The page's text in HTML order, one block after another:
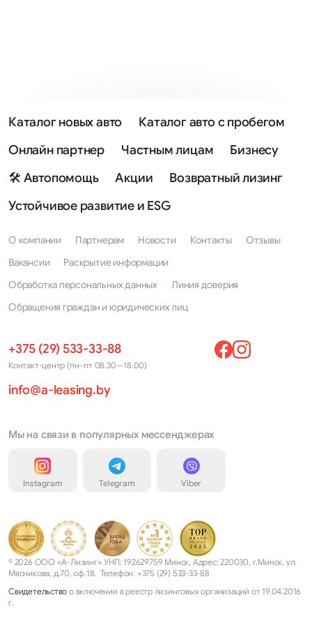
Каталог новых авто
Каталог авто с пробегом
Онлайн партнер
Частным лицам
Бизнесу
🛠 Автопомощь
Акции
Возвратный лизинг
Устойчивое развитие и ESG
О компании Партнерам Новости Контакты
Отзывы
Вакансии
Раскрытие информации
Обработка персональных данных
Линия доверия
Обращения граждан и юридических лиц
+375 (29) 533-33-88
Контакт-центр (пн–пт 08.30—18.00)
info@a-leasing.by
Мы на связи в популярных мессенджерах
Instagram Telegram Viber
© 2026 ООО «А-Лизинг» УНП: 192629759 Минск, Адрес: 220030, г.Минск, ул.
Мясникова, д.70, оф.18. Телефон: +375 (29) 533-33-88
Свидетельство о включении в реестр лизинговых организаций от 19.04.2016
г.